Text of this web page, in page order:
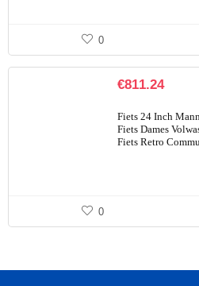
0
€811.24
Fiets 24 Inch
Fiets Dames
Fiets Retro
0